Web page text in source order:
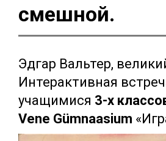
смешной.
Эдгар Вальтер,
Интерактивная
учащимися 3-х
Vene Gümnaasium